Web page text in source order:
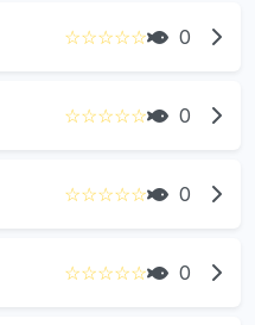
☆☆☆☆☆ 0
☆☆☆☆☆ 0
☆☆☆☆☆ 0
☆☆☆☆☆ 0